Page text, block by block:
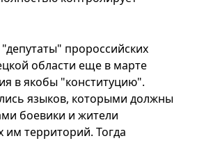
пророссийских
области еще в марте
в якобы "конституцию".
языков, которыми должны
боевики и жители
им территорий. Тогда